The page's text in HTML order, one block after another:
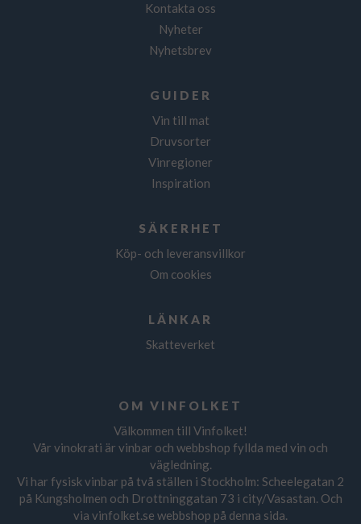
Kontakta oss
Nyheter
Nyhetsbrev
GUIDER
Vin till mat
Druvsorter
Vinregioner
Inspiration
SÄKERHET
Köp- och leveransvillkor
Om cookies
LÄNKAR
Skatteverket
OM VINFOLKET
Välkommen till Vinfolket!
Vår vinokrati är vinbar och webbshop fyllda med vin och
vägledning.
Vi har fysisk vinbar på två ställen i Stockholm: Scheelegatan 2
på Kungsholmen och Drottninggatan 73 i city/Vasastan. Och
via vinfolket.se webbshop på denna sida.